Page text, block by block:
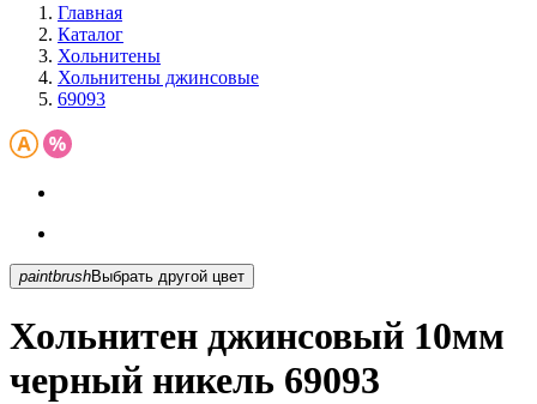
Главная
Каталог
Хольнитены
Хольнитены джинсовые
69093
paintbrush Выбрать другой цвет
Хольнитен джинсовый 10мм
черный никель 69093